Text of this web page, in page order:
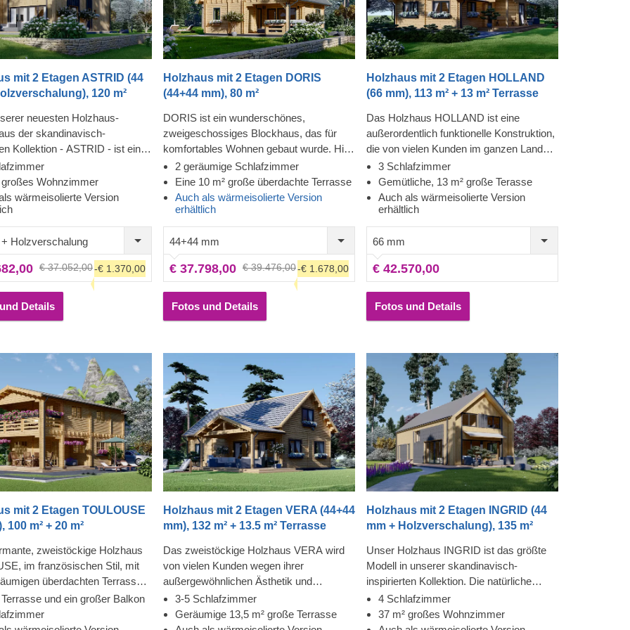
mit 2 Etagen ASTRID (44
120 m²
neuesten Holzhaus-
der skandinavisch-
Kollektion - ASTRID - ist ein
dem man nur schwer
kann. Mit ihrer modernen
Verkleidung, dem stilvollen
und den zahlreichen großen
und Türen ist dieses geräumige
eines der größten Modelle in
Sortiment. Dank der effizienten
und zweistöckigen
können Sie die gesamte
für Ruhe und Entspannung
besonders hohen Komfort ist
großes Wohnzimmer
wärmeisolierte Version
Holzverschalung
€ 37.052,00-€ 1.370,00
Details
Holzhaus mit 2 Etagen DORIS
(44+44 mm), 80 m²
DORIS ist ein wunderschönes,
zweigeschossiges Blockhaus, das für
komfortables Wohnen gebaut wurde. Hier
finden Sie helle, multifunktionale Räume,
wie den 26 m² großen Küchen- und
Wohnbereich und eine praktische
Trennung zwischen möglicherweise
lauteren und ruhigeren Bereichen. Das
Design dieses charmanten Modells ist
nicht minder verlockend – das Spitzdach
betont die traditionelle Form des
Blockhauses, während die gemütliche
Terrasse und das Glas der Flügeltüren
einen Blick auf die Umgebung gewähren.
zu schätzen wissen und auch die Art und
Weise, wie das Material verarbeitet
wurde, um ein Haus zu schaffen, das
man ein Zuhause nennen kann. Für
besonders hohen Komfort ist aucheine
isolierte Version dieses Modells
verfügbar.
2 geräumige Schlafzimmer
Eine 10 m² große überdachte Terrasse
Auch als wärmeisolierte Version
erhältlich
44+44 mm
€ 37.798,00 € 39.476,00-€ 1.678,00
Fotos und Details
Holzhaus mit 2 Etagen HOLLAND
(66 mm), 113 m² + 13 m² Terrasse
Das Holzhaus HOLLAND ist eine
außerordentlich funktionelle Konstruktion,
die von vielen Kunden im ganzen Land
geschätzt wird. Sein optisch schönes
architektonisches Design wirkt moderner
als unsere klassischen Modelle und wird
besonders von Liebhabern des
zeitgenössischen Stils geschätzt.
Genießen Sie die Geräumigkeit, die sich
über zwei Etagen des Gebäudes
erstreckt. Für besonders hohen Komfort
Modells lieferbar.
3 Schlafzimmer
Gemütliche, 13 m² große Terasse
Auch als wärmeisolierte Version
erhältlich
66 mm
€ 42.570,00
Fotos und Details
mit 2 Etagen TOULOUSE
100 m² + 20 m²
zweistöckige Holzhaus
im französischen Stil, mit
überdachten Terrasse
wunderschönen Balkon, ist
Wahl für alle, die viel
Komfort schätzen. Machen Sie
Terrasse und ein großer Balkon
Holzhaus mit 2 Etagen VERA (44+44
mm), 132 m² + 13.5 m² Terrasse
Das zweistöckige Holzhaus VERA wird
von vielen Kunden wegen ihrer
außergewöhnlichen Ästhetik und
praktischen Innenaufteilung geschätzt, die
es jedem Familienmitglied oder Gast
ermöglicht, auch Privatsphäre zu
3-5 Schlafzimmer
Geräumige 13,5 m² große Terrasse
Holzhaus mit 2 Etagen INGRID (44
mm + Holzverschalung), 135 m²
Unser Holzhaus INGRID ist das größte
Modell in unserer skandinavisch-
inspirierten Kollektion. Die natürliche
Holzästhetik in Kombination mit dem
zeitgenössischen Design und schlichten
Struktur schafft ein atemberaubendes
4 Schlafzimmer
37 m² großes Wohnzimmer